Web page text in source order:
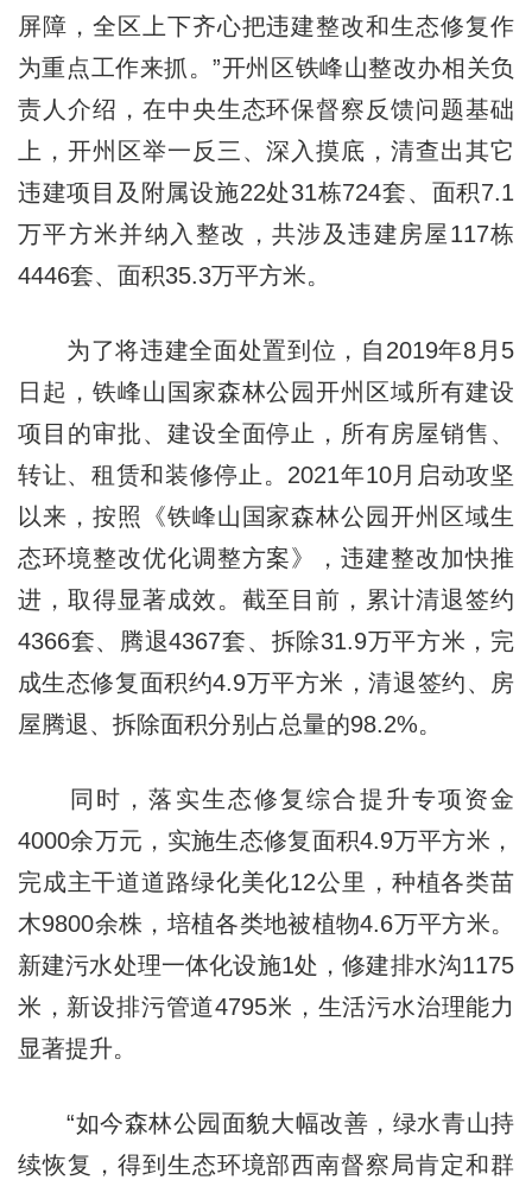
屏障，全区上下齐心把违建整改和生态修复作
为重点工作来抓。”开州区铁峰山整改办相关负
责人介绍，在中央生态环保督察反馈问题基础
上，开州区举一反三、深入摸底，清查出其它
违建项目及附属设施22处31栋724套、面积7.1
万平方米并纳入整改，共涉及违建房屋117栋
4446套、面积35.3万平方米。
为了将违建全面处置到位，自2019年8月5
日起，铁峰山国家森林公园开州区域所有建设
项目的审批、建设全面停止，所有房屋销售、
转让、租赁和装修停止。2021年10月启动攻坚
以来，按照《铁峰山国家森林公园开州区域生
态环境整改优化调整方案》，违建整改加快推
进，取得显著成效。截至目前，累计清退签约
4366套、腾退4367套、拆除31.9万平方米，完
成生态修复面积约4.9万平方米，清退签约、房
屋腾退、拆除面积分别占总量的98.2%。
同时，落实生态修复综合提升专项资金
4000余万元，实施生态修复面积4.9万平方米，
完成主干道道路绿化美化12公里，种植各类苗
木9800余株，培植各类地被植物4.6万平方米。
新建污水处理一体化设施1处，修建排水沟1175
米，新设排污管道4795米，生活污水治理能力
显著提升。
“如今森林公园面貌大幅改善，绿水青山持
续恢复，得到生态环境部西南督察局肯定和群